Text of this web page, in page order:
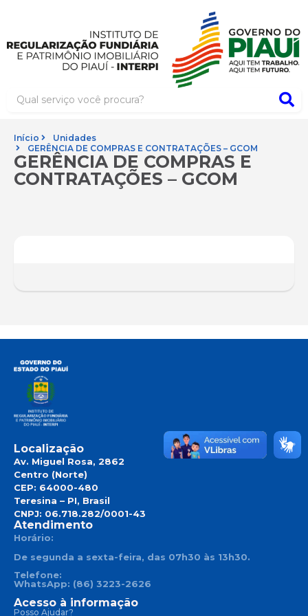
Início
Unidades
GERÊNCIA DE COMPRAS E CONTRATAÇÕES – GCOM
GERÊNCIA DE COMPRAS E
CONTRATAÇÕES – GCOM
Localização
Av. Miguel Rosa, 2862
Centro (Norte)
CEP: 64000-480
Teresina – PI, Brasil
CNPJ: 06.718.282/0001-43
Atendimento
Horário:
De segunda a sexta-feira, das 07h30 às 13h30.
Telefone:
WhatsApp: (86) 3223-2626
Acesso à informação
Posso Ajudar?